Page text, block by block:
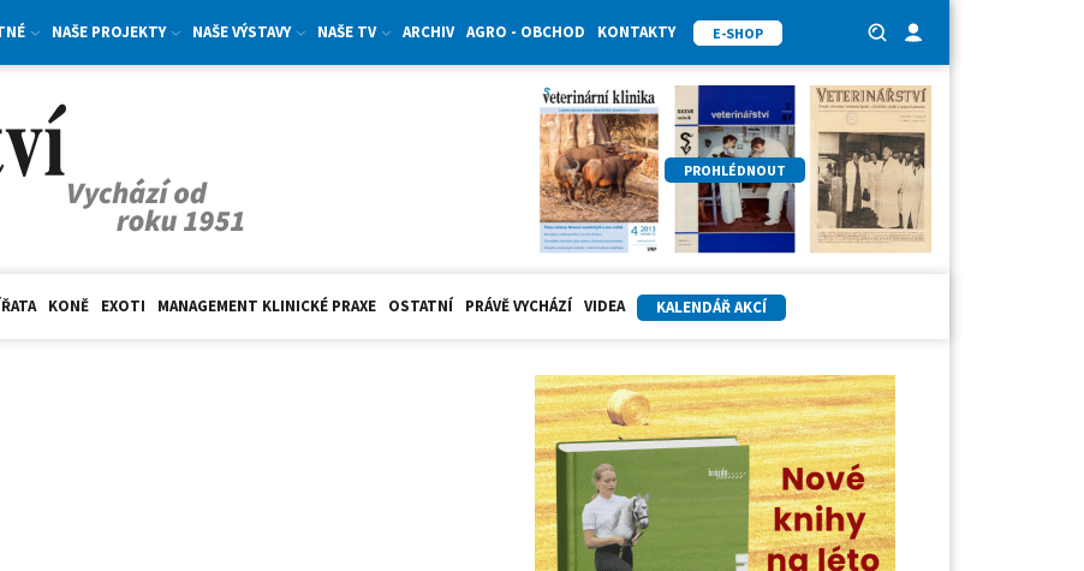
NAŠE PROJEKTY NAŠE VÝSTAVY NAŠE TV ARCHIV AGRO - OBCHOD KONTAKTY E-SHOP
PROHLÉDNOUT
KONĚ EXOTI MANAGEMENT KLINICKÉ PRAXE OSTATNÍ PRÁVĚ VYCHÁZÍ VIDEA KALENDÁŘ AKCÍ